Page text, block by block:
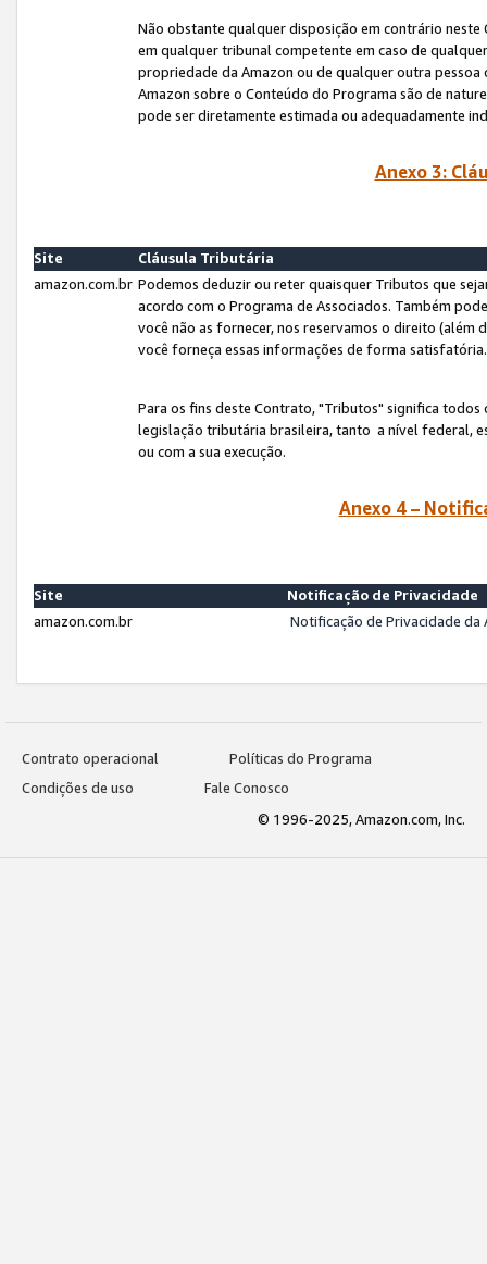
Não obstante qualquer disposição em contrário
em qualquer tribunal competente em caso de
propriedade da Amazon ou de qualquer outra
Amazon sobre o Conteúdo do Programa são de
pode ser diretamente estimada ou adequadamente
Anexo 3:
Site
Cláusula Tributária
amazon.com.br Podemos deduzir ou reter quaisquer Tributos que
acordo com o Programa de Associados. Também
você não as fornecer, nos reservamos o direito (além
você forneça essas informações de forma
Para os fins deste Contrato, "Tributos" significa
legislação tributária brasileira, tanto a nível federal,
ou com a sua execução.
Anexo 4 –
Site
Notificação de Privacidade
amazon.com.br
Notificação de Privacidade
Contrato operacional
Políticas do Programa
Condições de uso
Fale Conosco
© 1996-2025, Amazon.com, Inc.